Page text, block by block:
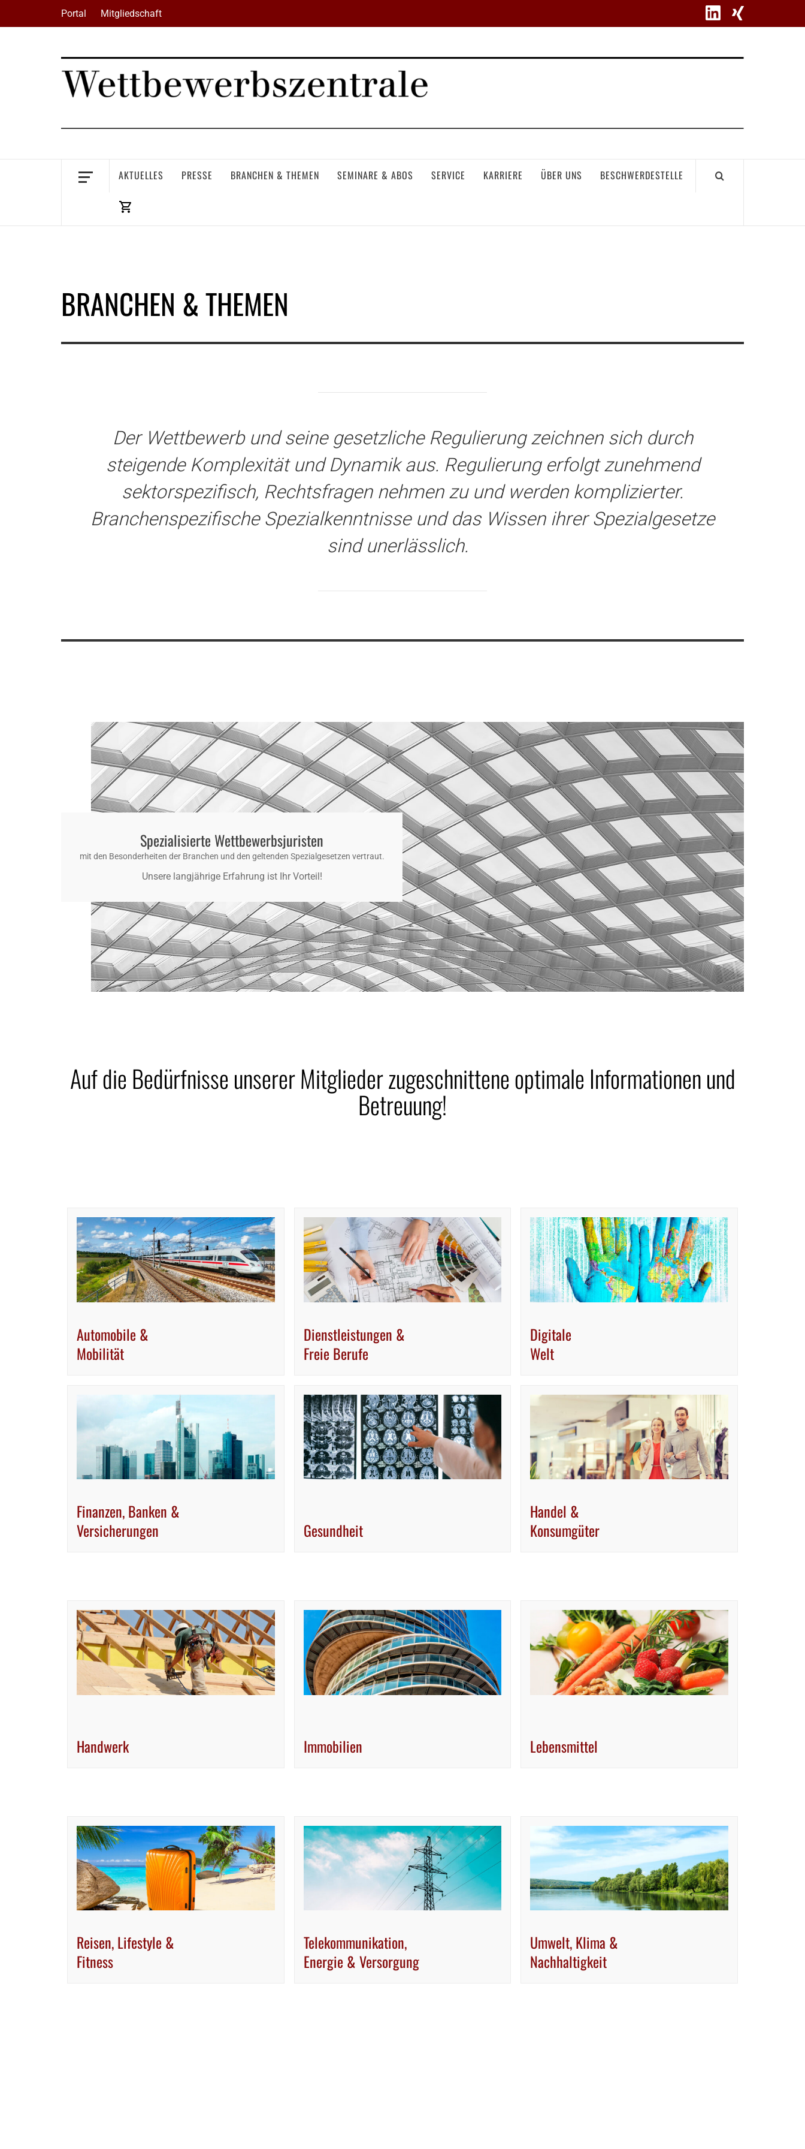
Portal Mitgliedschaft
AKTUELLES PRESSE BRANCHEN & THEMEN SEMINARE & ABOS SERVICE KARRIERE ÜBER UNS BESCHWERDESTELLE
BRANCHEN & THEMEN
Der Wettbewerb und seine gesetzliche Regulierung zeichnen sich durch
steigende Komplexität und Dynamik aus. Regulierung erfolgt zunehmend
sektorspezifisch, Rechtsfragen nehmen zu und werden komplizierter.
Branchenspezifische Spezialkenntnisse und das Wissen ihrer Spezialgesetze
sind unerlässlich.
Spezialisierte Wettbewerbsjuristen
mit den Besonderheiten der Branchen und den geltenden Spezialgesetzen vertraut.
Unsere langjährige Erfahrung ist Ihr Vorteil!
Auf die Bedürfnisse unserer Mitglieder zugeschnittene optimale Informationen und
Betreuung!
Automobile &
Mobilität
Dienstleistungen &
Freie Berufe
Digitale
Welt
Finanzen, Banken &
Versicherungen
Gesundheit
Handel &
Konsumgüter
Handwerk Immobilien Lebensmittel
Reisen, Lifestyle &
Fitness
Telekommunikation,
Energie & Versorgung
Umwelt, Klima &
Nachhaltigkeit